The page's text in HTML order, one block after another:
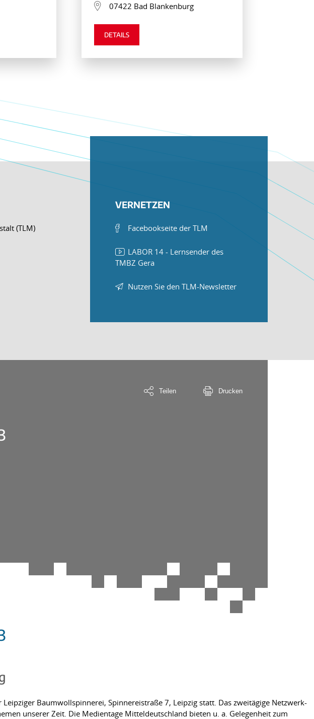
07422 Bad Blankenburg
DETAILS
(TLM)
VERNETZEN
Facebookseite der TLM
LABOR 14 - Lernsender des
TMBZ Gera
Nutzen Sie den TLM-Newsletter
Teilen Drucken
Baumwollspinnerei, Spinnereistraße 7, Leipzig statt. Das zweitägige Netzwerk-
unserer Zeit. Die Medientage Mitteldeutschland bieten u. a. Gelegenheit zum